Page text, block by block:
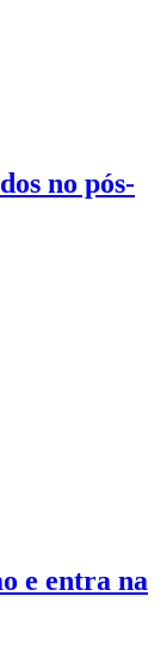
no pós-
e entra na